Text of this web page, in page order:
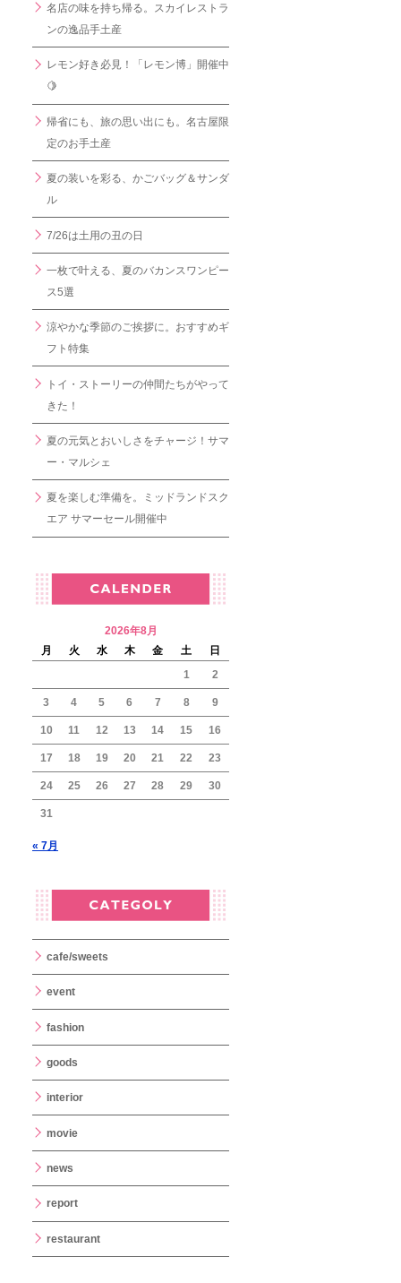
名店の味を持ち帰る。スカイレストラ
ンの逸品手土産
レモン好き必見！「レモン博」開催中
🍋
帰省にも、旅の思い出にも。名古屋限
定のお手土産
夏の装いを彩る、かごバッグ＆サンダ
ル
7/26は土用の丑の日
一枚で叶える、夏のバカンスワンピー
ス5選
涼やかな季節のご挨拶に。おすすめギ
フト特集
トイ・ストーリーの仲間たちがやって
きた！
夏の元気とおいしさをチャージ！サマ
ー・マルシェ
夏を楽しむ準備を。ミッドランドスク
エア サマーセール開催中
2026年8月
月
火 水 木 金 土
日
1
2
3 4 5 6 7 8 9
10 11 12 13 14 15 16
17 18 19 20 21 22 23
24 25 26 27 28 29 30
31
« 7月
cafe/sweets
event
fashion
goods
interior
movie
news
report
restaurant